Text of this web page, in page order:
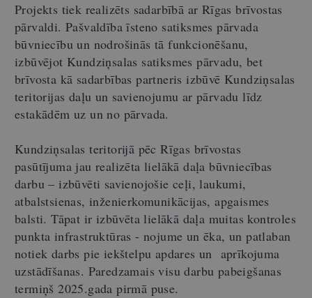
Projekts tiek realizēts sadarbībā ar Rīgas brīvostas
pārvaldi. Pašvaldība īsteno satiksmes pārvada
būvniecību un nodrošinās tā funkcionēšanu,
izbūvējot Kundziņsalas satiksmes pārvadu, bet
brīvosta kā sadarbības partneris izbūvē Kundziņsalas
teritorijas daļu un savienojumu ar pārvadu līdz
estakādēm uz un no pārvada.
Kundziņsalas teritorijā pēc Rīgas brīvostas
pasūtījuma jau realizēta lielākā daļa būvniecības
darbu – izbūvēti savienojošie ceļi, laukumi,
atbalstsienas, inženierkomunikācijas, apgaismes
balsti. Tāpat ir izbūvēta lielākā daļa muitas kontroles
punkta infrastruktūras - nojume un ēka, un patlaban
notiek darbs pie iekštelpu apdares un aprīkojuma
uzstādīšanas. Paredzamais visu darbu pabeigšanas
termiņš 2025.gada pirmā puse.